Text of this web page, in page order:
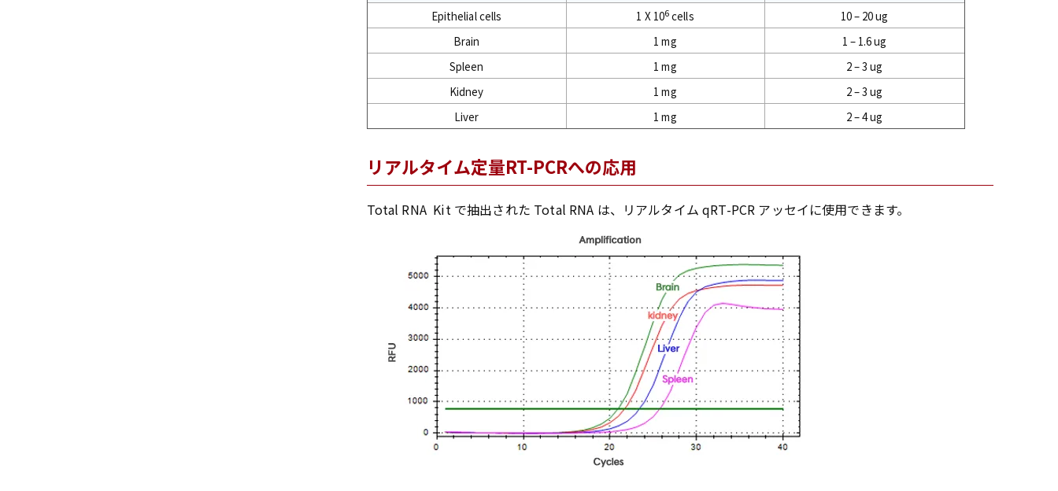
Epithelial cells
1 X 106cells
10 – 20 ug
Brain
1 mg
1 – 1.6 ug
Spleen
1 mg
2 – 3 ug
Kidney
1 mg
2 – 3 ug
Liver
1 mg 2 – 4 ug
リアルタイム定量RT-PCRへの応用
Total RNA Kit で抽出された Total RNA は、リアルタイム qRT-PCR アッセイに使用できます。